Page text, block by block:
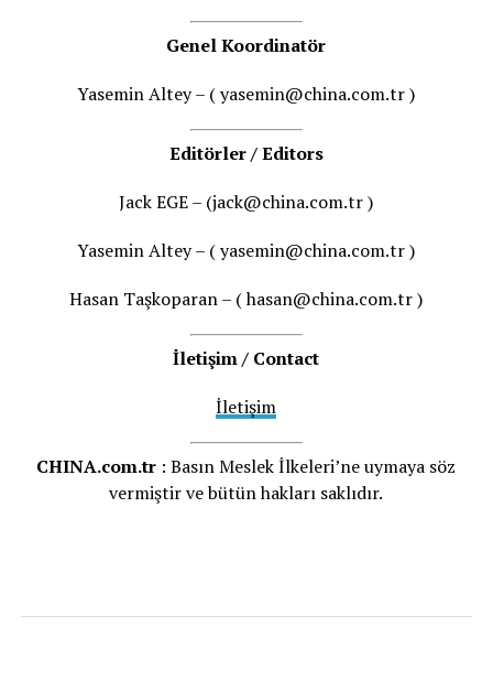
Genel Koordinatör
Yasemin Altey – ( yasemin@china.com.tr )
Editörler / Editors
Jack EGE – (jack@china.com.tr )
Yasemin Altey – ( yasemin@china.com.tr )
Hasan Taşkoparan – ( hasan@china.com.tr )
İletişim / Contact
İletişim
CHINA.com.tr : Basın Meslek İlkeleri’ne uymaya söz
vermiştir ve bütün hakları saklıdır.